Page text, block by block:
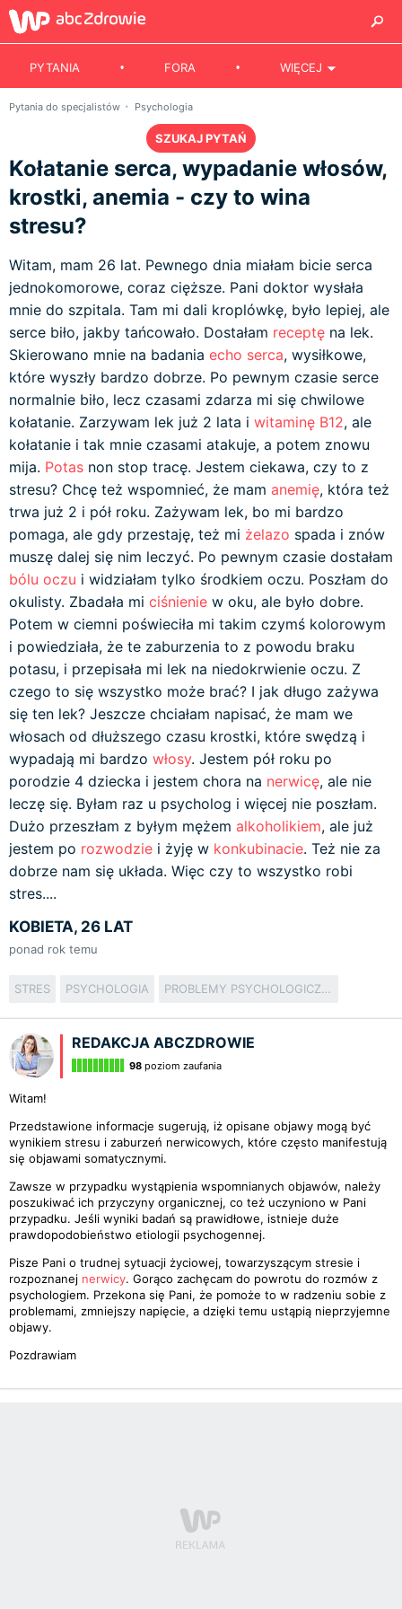
PYTANIA FORA WIĘCEJ
Pytania do specjalistów Psychologia
SZUKAJ PYTAŃ
Kołatanie serca, wypadanie włosów,
krostki, anemia - czy to wina
stresu?
Witam, mam 26 lat. Pewnego dnia miałam bicie serca
jednokomorowe, coraz cięższe. Pani doktor wysłała
mnie do szpitala. Tam mi dali kroplówkę, było lepiej, ale
serce biło, jakby tańcowało. Dostałam receptę na lek.
Skierowano mnie na badania echo serca, wysiłkowe,
które wyszły bardzo dobrze. Po pewnym czasie serce
normalnie biło, lecz czasami zdarza mi się chwilowe
kołatanie. Zarzywam lek już 2 lata i witaminę B12, ale
kołatanie i tak mnie czasami atakuje, a potem znowu
mija. Potas non stop tracę. Jestem ciekawa, czy to z
stresu? Chcę też wspomnieć, że mam anemię, która też
trwa już 2 i pół roku. Zażywam lek, bo mi bardzo
pomaga, ale gdy przestaję, też mi żelazo spada i znów
muszę dalej się nim leczyć. Po pewnym czasie dostałam
bólu oczu i widziałam tylko środkiem oczu. Poszłam do
okulisty. Zbadała mi ciśnienie w oku, ale było dobre.
Potem w ciemni poświeciła mi takim czymś kolorowym
i powiedziała, że te zaburzenia to z powodu braku
potasu, i przepisała mi lek na niedokrwienie oczu. Z
czego to się wszystko może brać? I jak długo zażywa
się ten lek? Jeszcze chciałam napisać, że mam we
włosach od dłuższego czasu krostki, które swędzą i
wypadają mi bardzo włosy. Jestem pół roku po
porodzie 4 dziecka i jestem chora na nerwicę, ale nie
leczę się. Byłam raz u psycholog i więcej nie poszłam.
Dużo przeszłam z byłym mężem alkoholikiem, ale już
jestem po rozwodzie i żyję w konkubinacie. Też nie za
dobrze nam się układa. Więc czy to wszystko robi
stres....
KOBIETA, 26 LAT
ponad rok temu
STRES PSYCHOLOGIA PROBLEMY PSYCHOLOGICZNE
REDAKCJA ABCZDROWIE
98 poziom zaufania
Witam!
Przedstawione informacje sugerują, iż opisane objawy mogą być
wynikiem stresu i zaburzeń nerwicowych, które często manifestują
się objawami somatycznymi.
Zawsze w przypadku wystąpienia wspomnianych objawów, należy
poszukiwać ich przyczyny organicznej, co też uczyniono w Pani
przypadku. Jeśli wyniki badań są prawidłowe, istnieje duże
prawdopodobieństwo etiologii psychogennej.
Pisze Pani o trudnej sytuacji życiowej, towarzyszącym stresie i
rozpoznanej nerwicy. Gorąco zachęcam do powrotu do rozmów z
psychologiem. Przekona się Pani, że pomoże to w radzeniu sobie z
problemami, zmniejszy napięcie, a dzięki temu ustąpią nieprzyjemne
objawy.
Pozdrawiam